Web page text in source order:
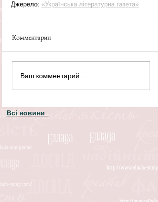
Джерело: «Українська літературна газета»
Комментарии
Ваш комментарий...
Всі новини